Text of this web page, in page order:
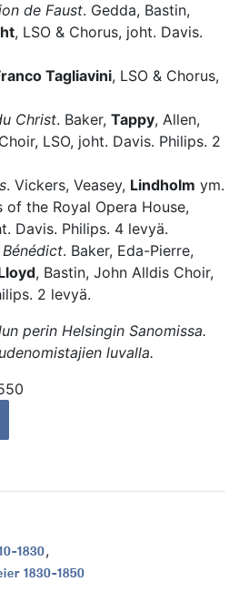
de Faust. Gedda, Bastin,
, LSO & Chorus, joht. Davis.
Tagliavini, LSO & Chorus,
Christ. Baker, Tappy, Allen,
LSO, joht. Davis. Philips. 2
. Vickers, Veasey, Lindholm ym.
of the Royal Opera House,
Davis. Philips. 4 levyä.
. Baker, Eda-Pierre,
, Bastin, John Alldis Choir,
2 levyä.
perin Helsingin Sanomissa.
luvalla.
,
1830–1850